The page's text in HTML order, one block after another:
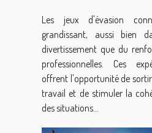
Les jeux d'évasion
grandissant, aussi bien
divertissement que du
professionnelles. Ces
offrent l'opportunité de
travail et de stimuler la
des situations...